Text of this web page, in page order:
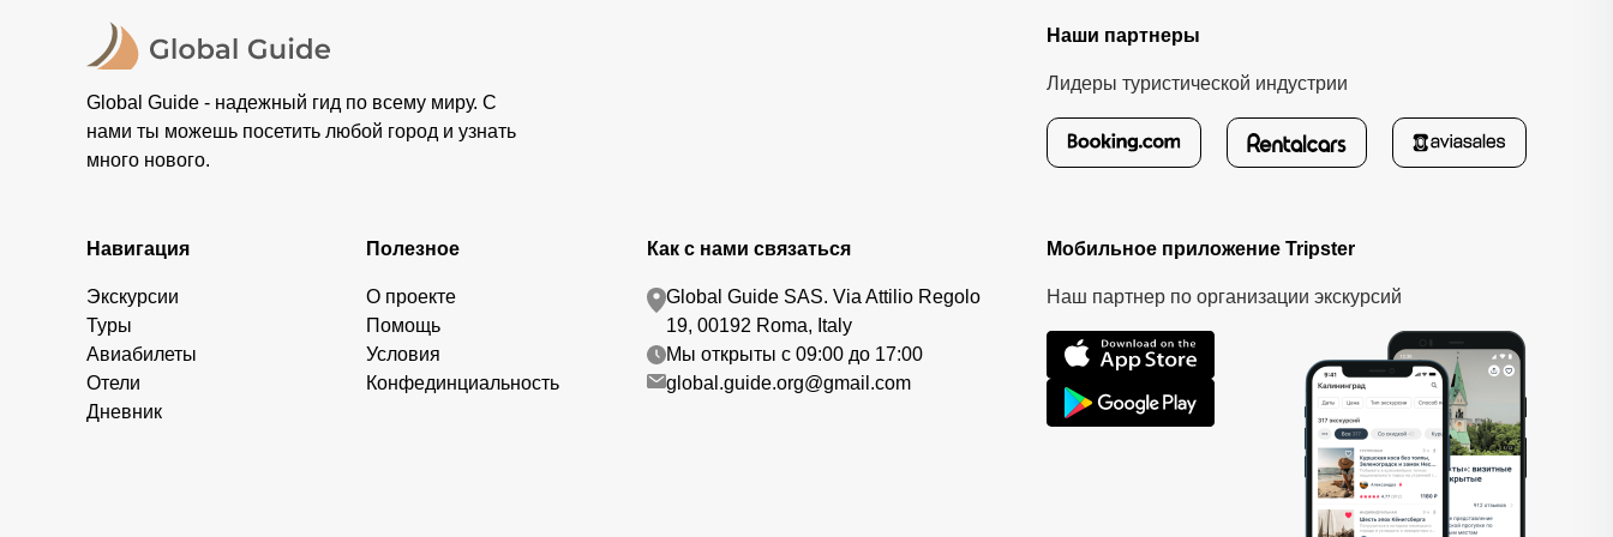
Global Guide - надежный гид по всему миру. С
нами ты можешь посетить любой город и узнать
много нового.
Наши партнеры
Лидеры туристической индустрии
Навигация
Экскурсии
Туры
Авиабилеты
Отели
Дневник
Полезное
О проекте
Помощь
Условия
Конфединциальность
Как с нами связаться
Global Guide SAS. Via Attilio Regolo
19, 00192 Roma, Italy
Мы открыты с 09:00 до 17:00
global.guide.org@gmail.com
Мобильное приложение Tripster
Наш партнер по организации экскурсий